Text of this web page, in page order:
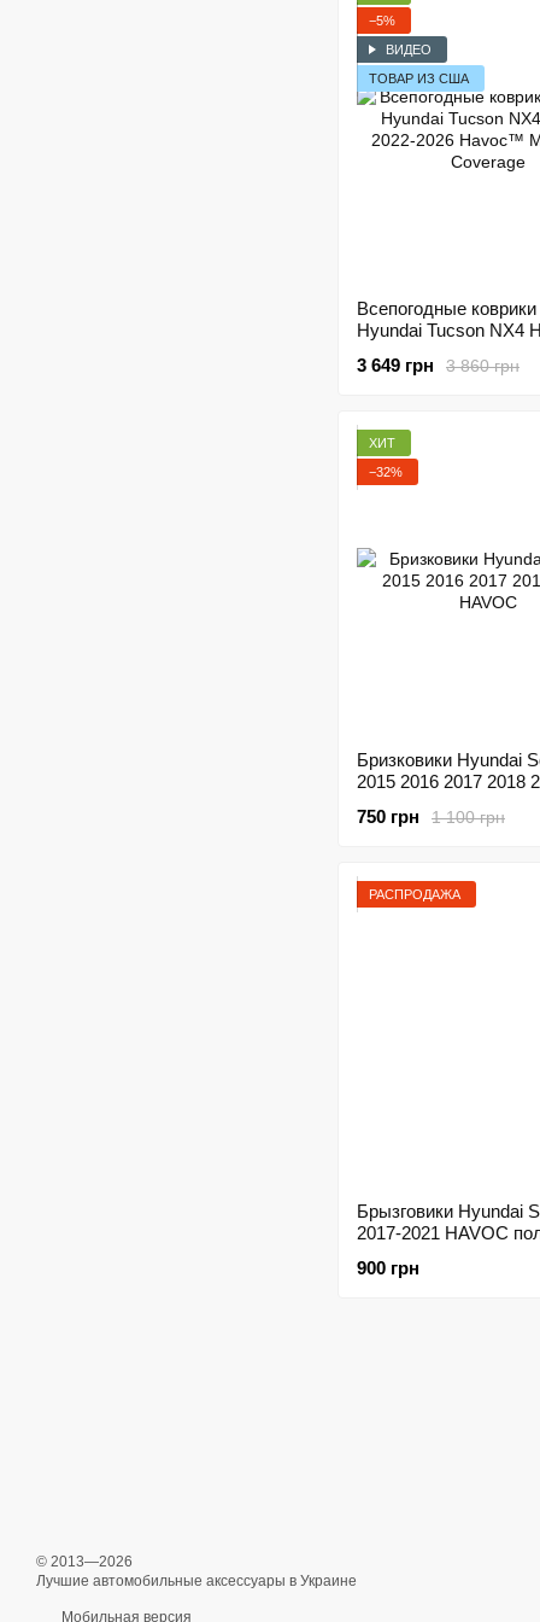
−5%
ВИДЕО
ТОВАР ИЗ США
Всепогодные
Hyundai Tucson NX4
Coverage
3 860 грн
3 649 грн
ХИТ
−32%
Бризковики Hyundai
2015 2016 2017 2018
1 100 грн
750 грн
РАСПРОДАЖА
Брызговики Hyundai
2017-2021 HAVOC
900 грн
© 2013—2026
Лучшие автомобильные аксессуары в Украине
Мобильная версия